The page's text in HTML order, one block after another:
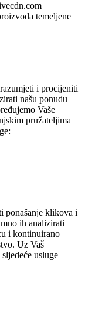
temeljene
i procijeniti
našu ponudu
Vaše
pružateljima
ponašanje klikova i
ih analizirati
i kontinuirano
Uz Vaš
usluge